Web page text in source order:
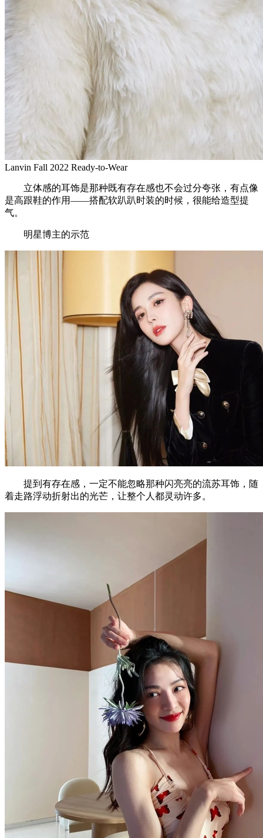
Lanvin Fall 2022 Ready-to-Wear
立体感的耳饰是那种既有存在感也不会过分夸张，有点像
是高跟鞋的作用——搭配软趴趴时装的时候，很能给造型提
气。
明星博主的示范
提到有存在感，一定不能忽略那种闪亮亮的流苏耳饰，随
着走路浮动折射出的光芒，让整个人都灵动许多。